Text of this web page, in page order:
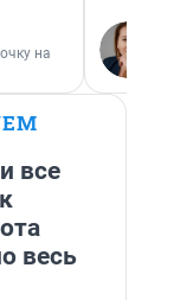
на
все
весь